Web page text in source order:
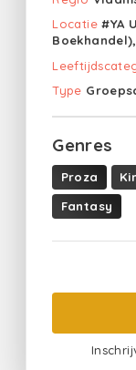
Locatie #YA
Type
Genres
Proza
Fantasy